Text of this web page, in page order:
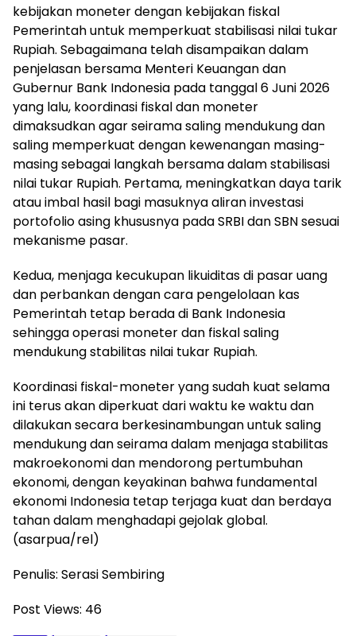
kebijakan moneter dengan kebijakan fiskal
Pemerintah untuk memperkuat stabilisasi nilai tukar
Rupiah. Sebagaimana telah disampaikan dalam
penjelasan bersama Menteri Keuangan dan
Gubernur Bank Indonesia pada tanggal 6 Juni 2026
yang lalu, koordinasi fiskal dan moneter
dimaksudkan agar seirama saling mendukung dan
saling memperkuat dengan kewenangan masing-
masing sebagai langkah bersama dalam stabilisasi
nilai tukar Rupiah. Pertama, meningkatkan daya tarik
atau imbal hasil bagi masuknya aliran investasi
portofolio asing khususnya pada SRBI dan SBN sesuai
mekanisme pasar.
Kedua, menjaga kecukupan likuiditas di pasar uang
dan perbankan dengan cara pengelolaan kas
Pemerintah tetap berada di Bank Indonesia
sehingga operasi moneter dan fiskal saling
mendukung stabilitas nilai tukar Rupiah.
Koordinasi fiskal-moneter yang sudah kuat selama
ini terus akan diperkuat dari waktu ke waktu dan
dilakukan secara berkesinambungan untuk saling
mendukung dan seirama dalam menjaga stabilitas
makroekonomi dan mendorong pertumbuhan
ekonomi, dengan keyakinan bahwa fundamental
ekonomi Indonesia tetap terjaga kuat dan berdaya
tahan dalam menghadapi gejolak global.
(asarpua/rel)
Penulis: Serasi Sembiring
Post Views: 46